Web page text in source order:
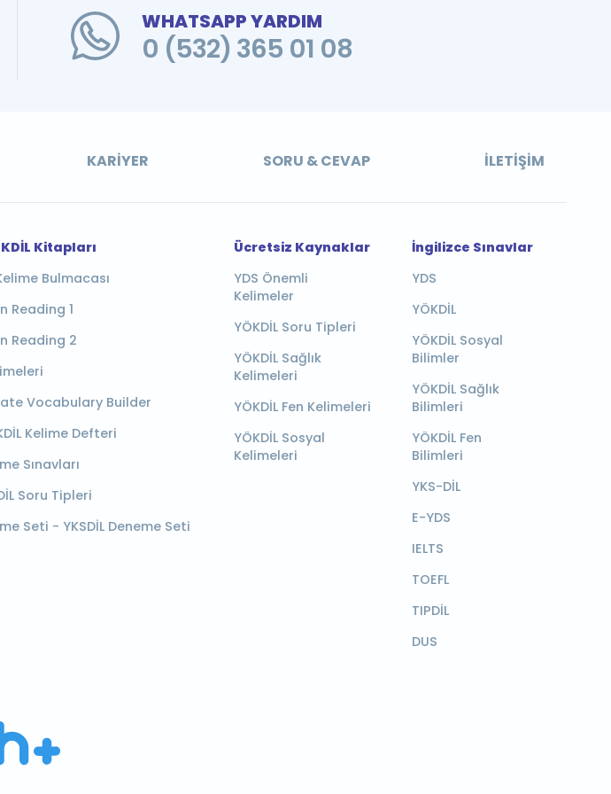
WHATSAPP YARDIM
0 (532) 365 01 08
KARIYER SORU & CEVAP İLETIŞIM
Kitapları
Bulmacası
Reading 1
Reading 2
Vocabulary Builder
Kelime Defteri
Sınavları
Soru Tipleri
Seti - YKSDİL Deneme Seti
Ücretsiz Kaynaklar
YDS Önemli
Kelimeler
YÖKDİL Soru Tipleri
YÖKDİL Sağlık
Kelimeleri
YÖKDİL Fen Kelimeleri
YÖKDİL Sosyal
Kelimeleri
İngilizce Sınavlar
YDS
YÖKDİL
YÖKDİL Sosyal
Bilimler
YÖKDİL Sağlık
Bilimleri
YÖKDİL Fen
Bilimleri
YKS-DİL
E-YDS
IELTS
TOEFL
TIPDİL
DUS